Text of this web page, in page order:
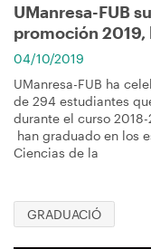
UManresa-FUB
promoción 2019,
04/10/2019
UManresa-FUB ha
de 294 estudiantes
durante el curso
han graduado en los
Ciencias de la
GRADUACIÓ